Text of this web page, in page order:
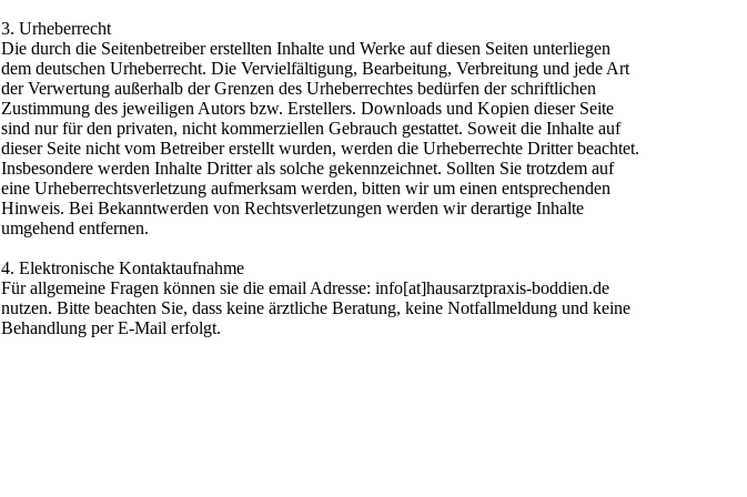
3. Urheberrecht
Die durch die Seitenbetreiber erstellten Inhalte und Werke auf diesen Seiten unterliegen
dem deutschen Urheberrecht. Die Vervielfältigung, Bearbeitung, Verbreitung und jede Art
der Verwertung außerhalb der Grenzen des Urheberrechtes bedürfen der schriftlichen
Zustimmung des jeweiligen Autors bzw. Erstellers. Downloads und Kopien dieser Seite
sind nur für den privaten, nicht kommerziellen Gebrauch gestattet. Soweit die Inhalte auf
dieser Seite nicht vom Betreiber erstellt wurden, werden die Urheberrechte Dritter beachtet.
Insbesondere werden Inhalte Dritter als solche gekennzeichnet. Sollten Sie trotzdem auf
eine Urheberrechtsverletzung aufmerksam werden, bitten wir um einen entsprechenden
Hinweis. Bei Bekanntwerden von Rechtsverletzungen werden wir derartige Inhalte
umgehend entfernen.
4. Elektronische Kontaktaufnahme
Für allgemeine Fragen können sie die email Adresse: info[at]hausarztpraxis-boddien.de
nutzen. Bitte beachten Sie, dass keine ärztliche Beratung, keine Notfallmeldung und keine
Behandlung per E-Mail erfolgt.